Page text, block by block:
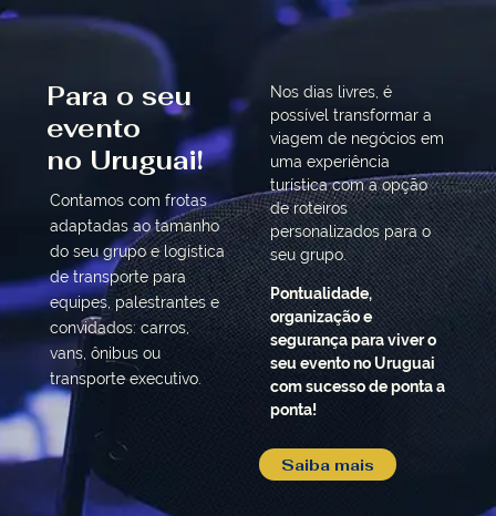
Para o seu
evento
no Uruguai!
Contamos com frotas
adaptadas ao tamanho
do seu grupo e logística
de transporte para
equipes, palestrantes e
convidados: carros,
vans, ônibus ou
transporte executivo.
Nos dias livres, é
possível transformar a
viagem de negócios em
uma experiência
turística com a opção
de roteiros
personalizados para o
seu grupo.
Pontualidade,
organização e
segurança para viver o
seu evento no Uruguai
com sucesso de ponta a
ponta!
Saiba mais